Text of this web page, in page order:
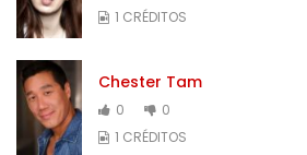
1 CRÉDITOS
Chester Tam
0
0
1 CRÉDITOS